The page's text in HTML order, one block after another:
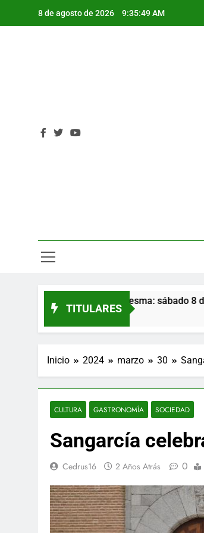
8 de agosto de 2026 9:35:50 AM
TITULARES
de Eresma: sábado 8 de agosto
Inicio 2024 marzo 30
CULTURA GASTRONOMÍA SOCIEDAD
Sangarcía
Cedrus16 2 Años Atrás 0